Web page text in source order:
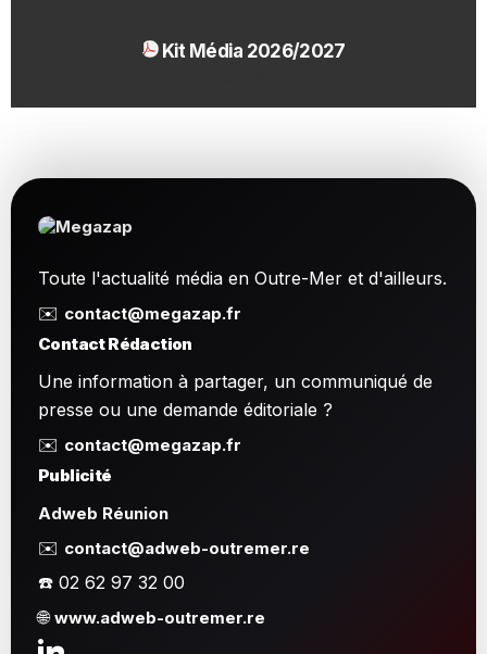
Kit Média 2026/2027
Toute l'actualité média en Outre-Mer et d'ailleurs.
✉️ contact@megazap.fr
Contact Rédaction
Une information à partager, un communiqué de
presse ou une demande éditoriale ?
✉️ contact@megazap.fr
Publicité
Adweb Réunion
✉️ contact@adweb-outremer.re
☎️ 02 62 97 32 00
🌐www.adweb-outremer.re